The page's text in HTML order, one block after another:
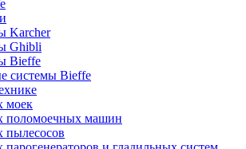
Karcher
Ghibli
Bieffe
системы Bieffe
моек
поломоечных машин
пылесосов